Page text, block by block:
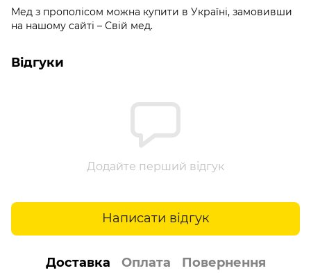
Мед з прополісом можна купити в Україні, замовивши
на нашому сайті – Свій мед.
Відгуки
Додайте перший відгук
Написати відгук
Доставка Оплата Повернення